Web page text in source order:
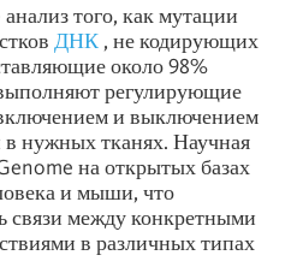
того, как мутации
ДНК , не кодирующих
около 98%
регулирующие
и выключением
нужных тканях. Научная
на открытых базах
и мыши, что
связи между конкретными
в различных типах